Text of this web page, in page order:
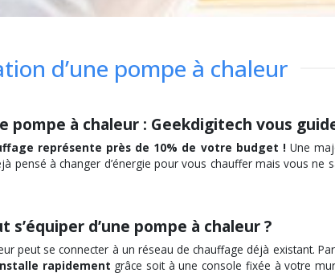
d’une pompe à chaleur
pompe à chaleur : Geekdigitech vous
représente près de 10% de votre budget ! Une
à changer d’énergie pour vous chauffer mais vous ne
s’équiper d’une pompe à chaleur ?
peut se connecter à un réseau de chauffage déjà existant.
rapidement grâce soit à une console fixée à votre